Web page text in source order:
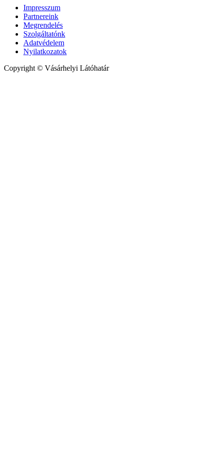
Impresszum
Partnereink
Megrendelés
Szolgáltatónk
Adatvédelem
Nyilatkozatok
Copyright © Vásárhelyi Látóhatár